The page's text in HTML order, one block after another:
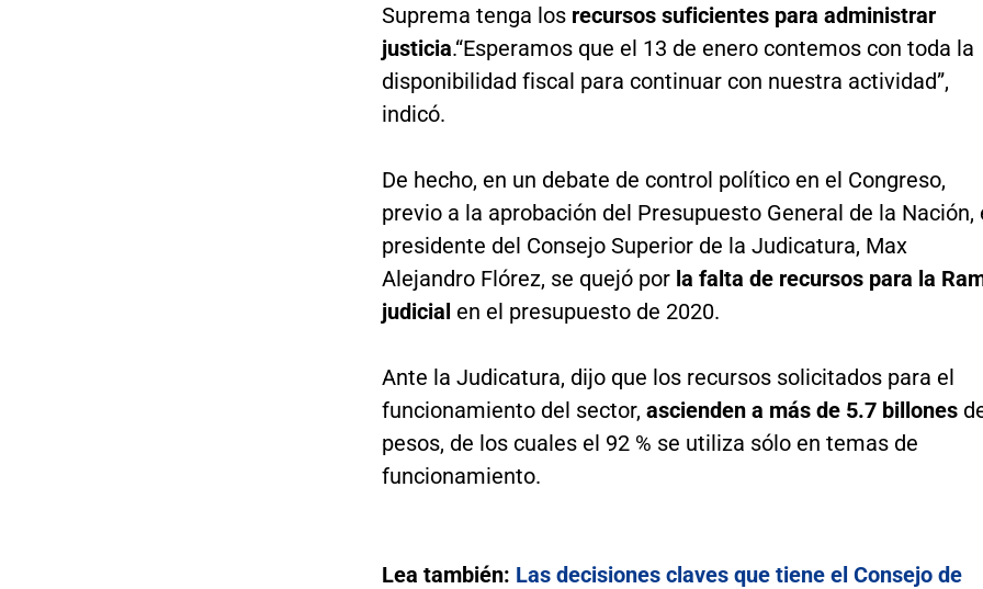
Suprema tenga los recursos suficientes para administrar
justicia.“Esperamos que el 13 de enero contemos con toda la
disponibilidad fiscal para continuar con nuestra actividad”,
indicó.
De hecho, en un debate de control político en el Congreso,
previo a la aprobación del Presupuesto General de la Nación,
presidente del Consejo Superior de la Judicatura, Max
Alejandro Flórez, se quejó por la falta de recursos para la
judicial en el presupuesto de 2020.
Ante la Judicatura, dijo que los recursos solicitados para el
funcionamiento del sector, ascienden a más de 5.7 billones
pesos, de los cuales el 92 % se utiliza sólo en temas de
funcionamiento.
Lea también: Las decisiones claves que tiene el Consejo de